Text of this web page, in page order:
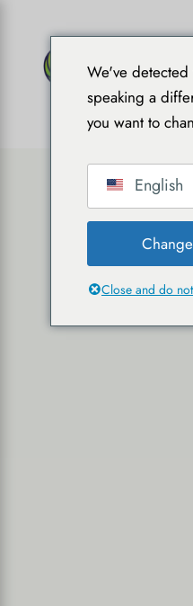
We've
speaking a
you want to
English
Close and do